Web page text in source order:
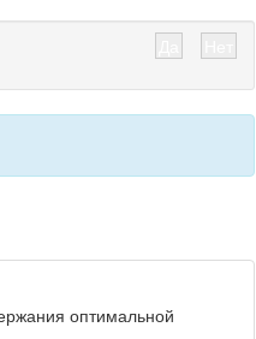
оптимальной